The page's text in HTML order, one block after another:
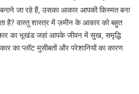
जा रहे हैं, उसका आकार आपकी किस्मत बना
है? वास्तु शास्त्र में ज़मीन के आकार को बहुत
का भूखंड जहां आपके जीवन में सुख, समृद्धि
का प्लॉट मुसीबतों और परेशानियों का कारण